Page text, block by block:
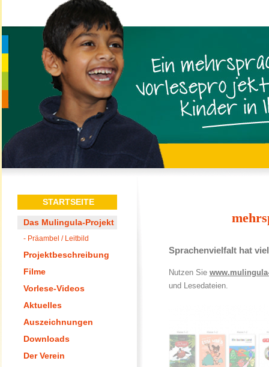
STARTSEITE
Das Mulingula-Projekt
- Präambel / Leitbild
Projektbeschreibung
Filme
Vorlese-Videos
Aktuelles
Auszeichnungen
Downloads
Der Verein
Sprachenvielfalt hat
Nutzen Sie
und Lesedateien.